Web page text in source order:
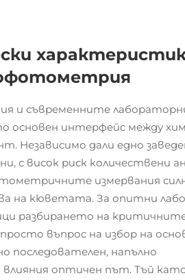
и съвременните
основен интерфейс между
Независимо дали едно
с висок риск количествени
измервания
на кюветата. За опитни
разбирането на
въпрос на избор на
последователен, напълно
оптичен път. Тъй